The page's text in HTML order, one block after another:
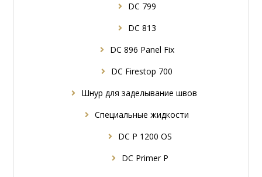
DC 799
DC 813
DC 896 Panel Fix
DC Firestop 700
Шнур для заделывание швов
Специальные жидкости
DC P 1200 OS
DC Primer P